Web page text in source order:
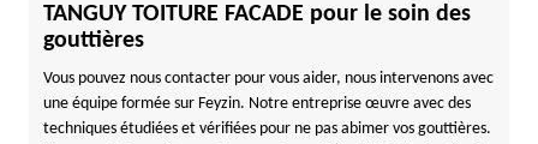
TANGUY TOITURE FACADE pour le soin des
gouttières
Vous pouvez nous contacter pour vous aider, nous intervenons avec
une équipe formée sur Feyzin. Notre entreprise œuvre avec des
techniques étudiées et vérifiées pour ne pas abimer vos gouttières.